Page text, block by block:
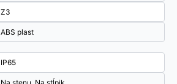
Z3
ABS plast
IP65